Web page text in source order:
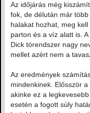
Az időjárás még
fok, de délután már
halakat hozhat, meg
parton és a víz alatt is.
Dick tórendszer nagy
mellet azért nem a
Az eredmények
mindenkinek. Elősször
akinke ez a
esetén a fogott súly